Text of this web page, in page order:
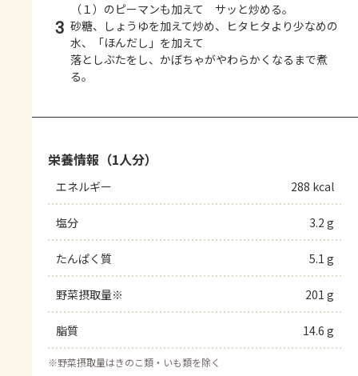
（１）のピーマンも加えて サッと炒める。
3 砂糖、しょうゆを加えて炒め、ヒタヒタより少なめの
水、「ほんだし」を加えて
落としぶたをし、かぼちゃがやわらかくなるまで煮
る。
栄養情報（1人分）
エネルギー 288 kcal
塩分 3.2 g
たんぱく質 5.1 g
野菜摂取量※ 201 g
脂質 14.6 g
※野菜摂取量はきのこ類・いも類を除く